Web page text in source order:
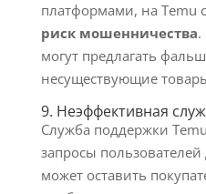
платформами, на Temu
риск мошенничества.
могут предлагать
несуществующие
9. Неэффективная
Служба поддержки
запросы
может оставить